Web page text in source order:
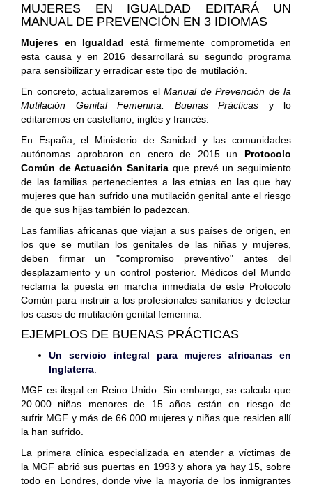
MUJERES EN IGUALDAD EDITARÁ UN
MANUAL DE PREVENCIÓN EN 3 IDIOMAS
Mujeres en Igualdad está firmemente comprometida en
esta causa y en 2016 desarrollará su segundo programa
para sensibilizar y erradicar este tipo de mutilación.
En concreto, actualizaremos el Manual de Prevención de la
Mutilación Genital Femenina: Buenas Prácticas y lo
editaremos en castellano, inglés y francés.
En España, el Ministerio de Sanidad y las comunidades
autónomas aprobaron en enero de 2015 un Protocolo
Común de Actuación Sanitaria que prevé un seguimiento
de las familias pertenecientes a las etnias en las que hay
mujeres que han sufrido una mutilación genital ante el riesgo
de que sus hijas también lo padezcan.
Las familias africanas que viajan a sus países de origen, en
los que se mutilan los genitales de las niñas y mujeres,
deben firmar un "compromiso preventivo" antes del
desplazamiento y un control posterior. Médicos del Mundo
reclama la puesta en marcha inmediata de este Protocolo
Común para instruir a los profesionales sanitarios y detectar
los casos de mutilación genital femenina.
EJEMPLOS DE BUENAS PRÁCTICAS
Un servicio integral para mujeres africanas en
Inglaterra
MGF es ilegal en Reino Unido. Sin embargo, se calcula que
20.000 niñas menores de 15 años están en riesgo de
sufrir MGF y más de 66.000 mujeres y niñas que residen allí
la han sufrido.
La primera clínica especializada en atender a víctimas de
la MGF abrió sus puertas en 1993 y ahora ya hay 15, sobre
todo en Londres, donde vive la mayoría de los inmigrantes